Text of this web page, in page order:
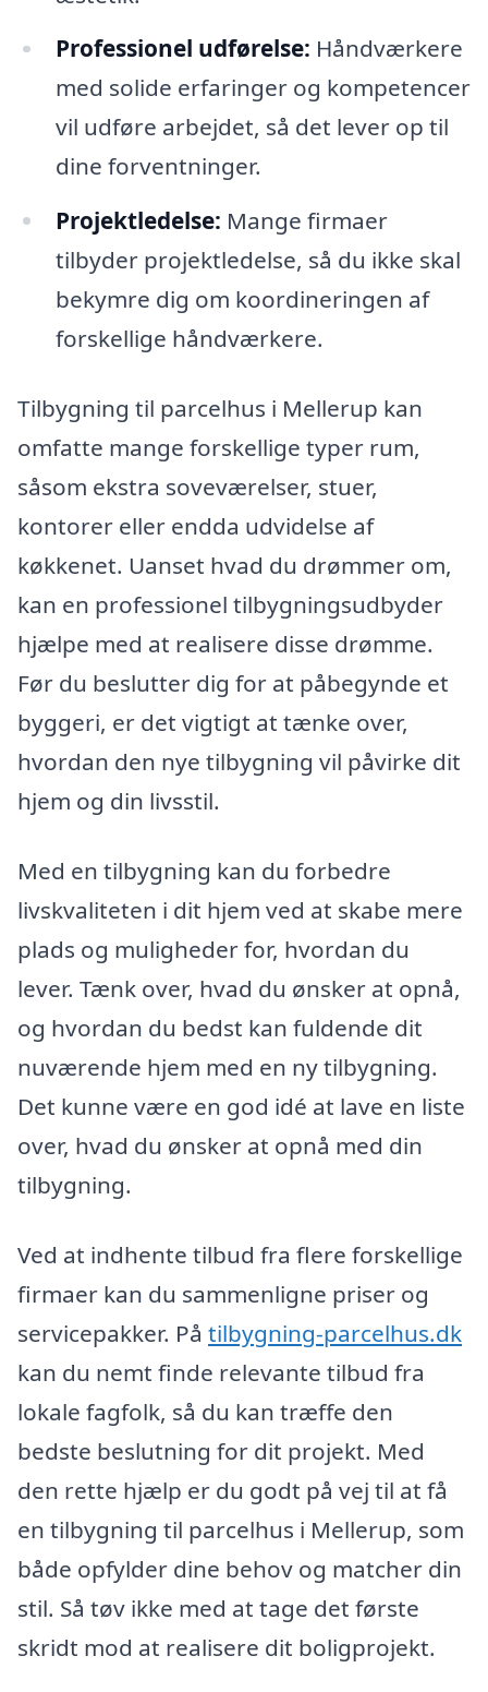
Professionel udførelse: Håndværkere
med solide erfaringer og kompetencer
vil udføre arbejdet, så det lever op til
dine forventninger.
Projektledelse: Mange firmaer
tilbyder projektledelse, så du ikke skal
bekymre dig om koordineringen af
forskellige håndværkere.
Tilbygning til parcelhus i Mellerup kan
omfatte mange forskellige typer rum,
såsom ekstra soveværelser, stuer,
kontorer eller endda udvidelse af
køkkenet. Uanset hvad du drømmer om,
kan en professionel tilbygningsudbyder
hjælpe med at realisere disse drømme.
Før du beslutter dig for at påbegynde et
byggeri, er det vigtigt at tænke over,
hvordan den nye tilbygning vil påvirke dit
hjem og din livsstil.
Med en tilbygning kan du forbedre
livskvaliteten i dit hjem ved at skabe mere
plads og muligheder for, hvordan du
lever. Tænk over, hvad du ønsker at opnå,
og hvordan du bedst kan fuldende dit
nuværende hjem med en ny tilbygning.
Det kunne være en god idé at lave en liste
over, hvad du ønsker at opnå med din
tilbygning.
Ved at indhente tilbud fra flere forskellige
firmaer kan du sammenligne priser og
servicepakker. På tilbygning-parcelhus.dk
kan du nemt finde relevante tilbud fra
lokale fagfolk, så du kan træffe den
bedste beslutning for dit projekt. Med
den rette hjælp er du godt på vej til at få
en tilbygning til parcelhus i Mellerup, som
både opfylder dine behov og matcher din
stil. Så tøv ikke med at tage det første
skridt mod at realisere dit boligprojekt.